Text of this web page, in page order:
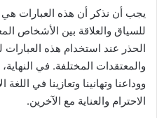
يجب أن نذكر أن هذه العبارات هي
للسياق والعلاقة بين الأشخاص
الحذر عند استخدام هذه العبارات
والمعتقدات المختلفة. في
ووداعنا وتهانينا وتعازينا في
الاحترام والعناية مع الآخرين.